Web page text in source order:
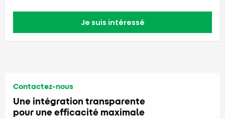
Je suis intéressé
Contactez-nous
Une intégration transparente
pour une efficacité maximale